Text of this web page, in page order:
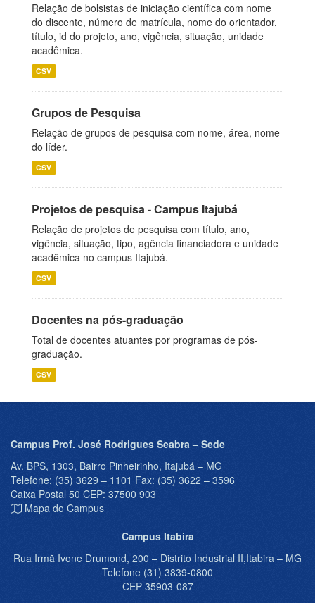
Relação de bolsistas de iniciação científica com nome
do discente, número de matrícula, nome do orientador,
título, id do projeto, ano, vigência, situação, unidade
acadêmica.
CSV
Grupos de Pesquisa
Relação de grupos de pesquisa com nome, área, nome
do líder.
CSV
Projetos de pesquisa - Campus Itajubá
Relação de projetos de pesquisa com título, ano,
vigência, situação, tipo, agência financiadora e unidade
acadêmica no campus Itajubá.
CSV
Docentes na pós-graduação
Total de docentes atuantes por programas de pós-
graduação.
CSV
Campus Prof. José Rodrigues Seabra – Sede
Av. BPS, 1303, Bairro Pinheirinho, Itajubá – MG
Telefone: (35) 3629 – 1101 Fax: (35) 3622 – 3596
Caixa Postal 50 CEP: 37500 903
Mapa do Campus
Campus Itabira
Rua Irmã Ivone Drumond, 200 – Distrito Industrial II,Itabira – MG
Telefone (31) 3839-0800
CEP 35903-087